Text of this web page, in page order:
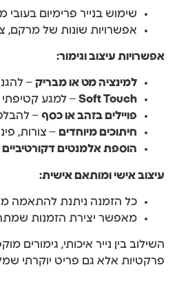
שימוש בנייר פרימיום
אפשרויות שונות של מרקם,
אפשרויות עיצוב וגימור:
למינציה מט או מבריק –
Soft Touch – למגע קטיפתי
פויילים בזהב או כסף –
חיתוכים מיוחדים – צורות,
הוספת אלמנטים דקורטיביים
עיצוב אישי ומותאם אישית:
כל הזמנה ניתנת להתאמה
מאפשר יצירת הזמנות
השילוב בין נייר איכותי,
פרקטיות אלא גם פריט יוקרתי